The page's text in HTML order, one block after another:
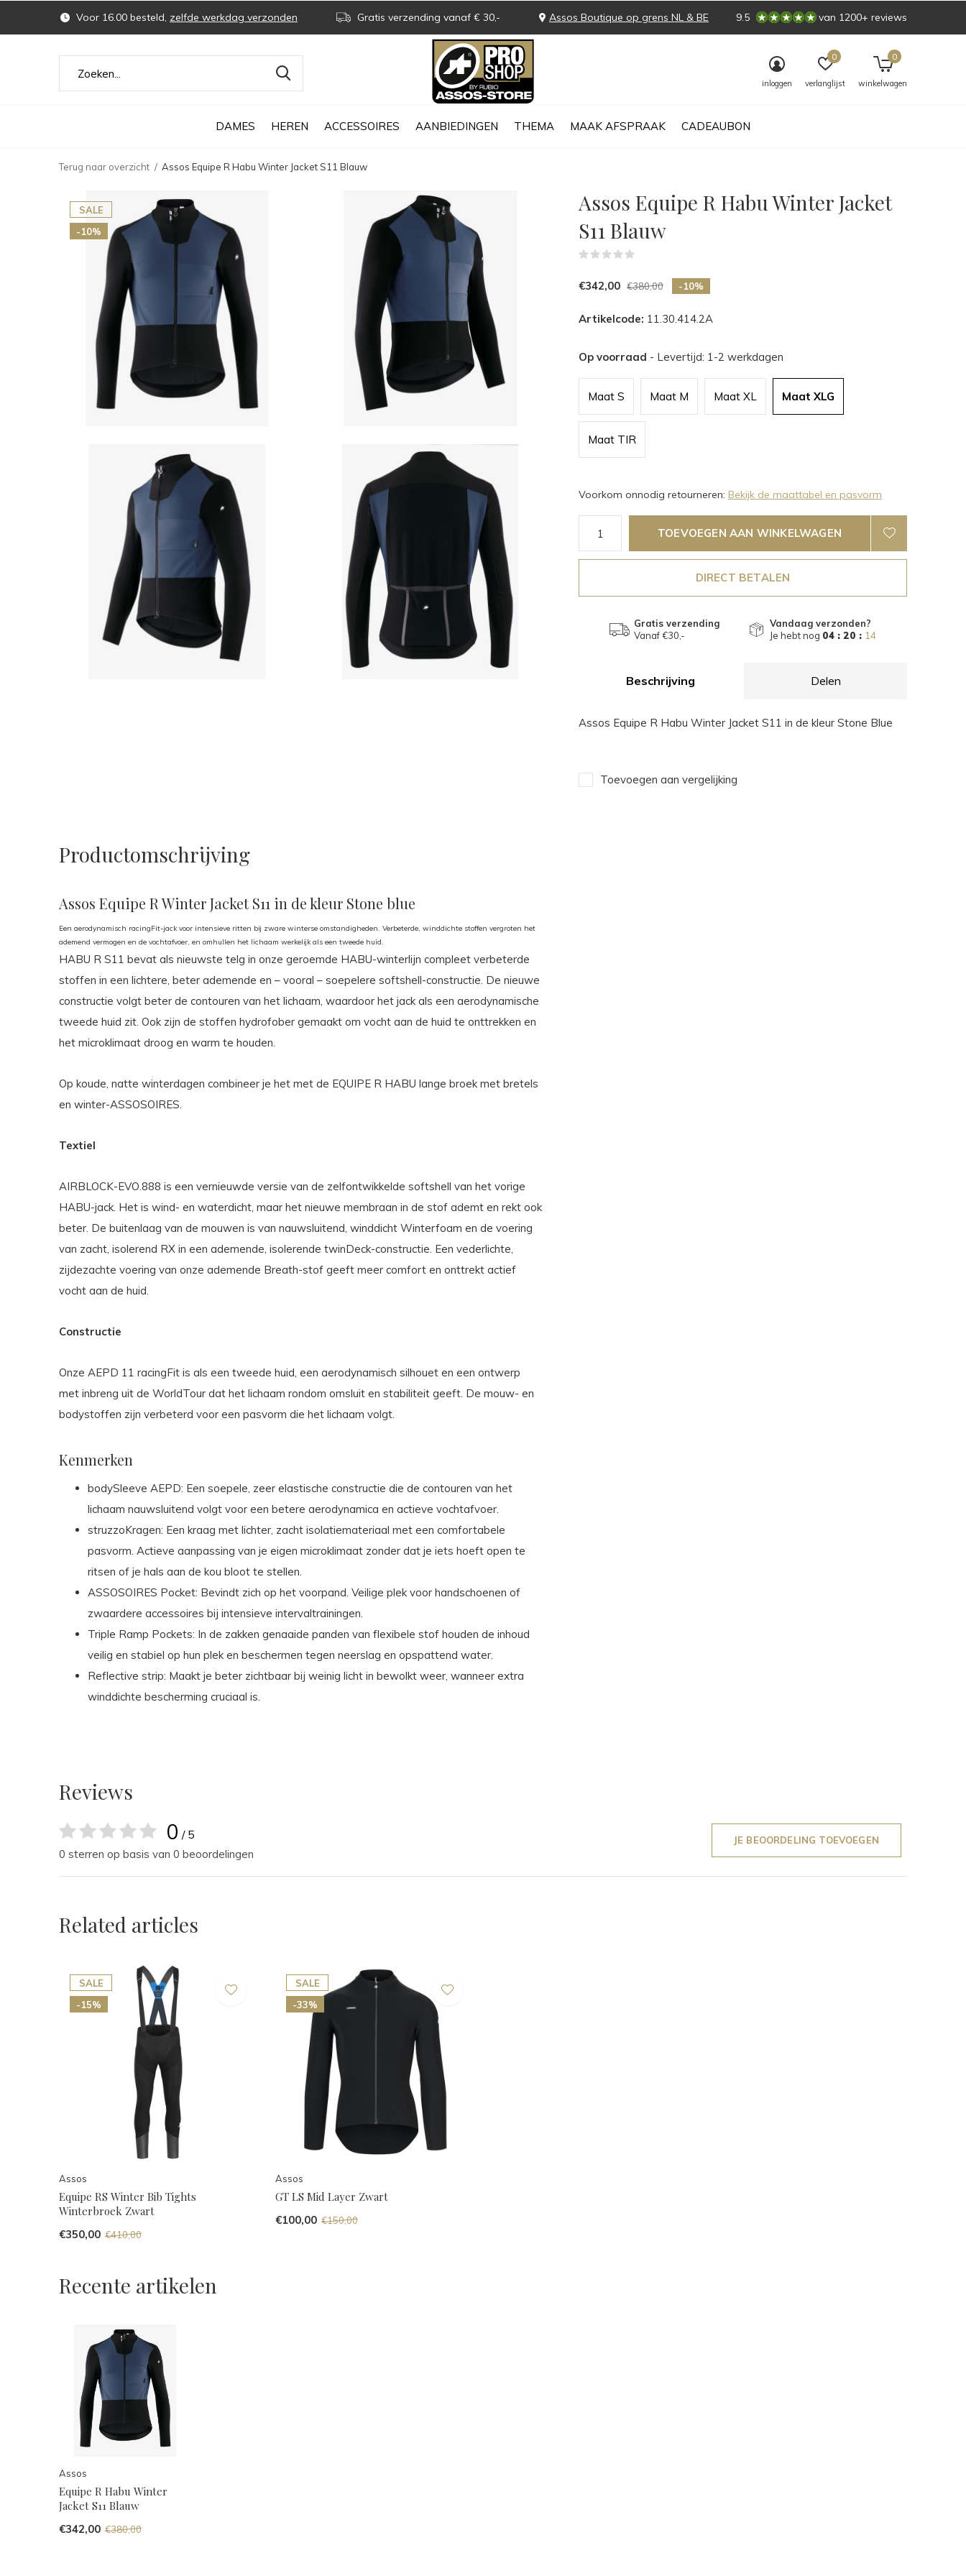
DAMES HEREN ACCESSOIRES AANBIEDINGEN THEMA MAAK AFSPRAAK CADEAUBON
inloggen verlanglijst
0
winkelwagen
0
Voor 16.00 besteld, zelfde werkdag verzonden Gratis verzending vanaf € 30,- Assos Boutique op grens NL & BE 9.5 van 1200+ reviews
Terug naar overzicht Assos Equipe R Habu Winter Jacket S11 Blauw
SALE
-10%
Assos Equipe R Habu Winter Jacket
S11 Blauw
€342,00 €380,00 -10%
Artikelcode: 11.30.414.2A
Op voorraad - Levertijd: 1-2 werkdagen
Maat S Maat M Maat XL Maat XLG
Maat TIR
Voorkom onnodig retourneren: Bekijk de maattabel en pasvorm
TOEVOEGEN AAN WINKELWAGEN
DIRECT BETALEN
Gratis verzending
Vanaf €30,-
Vandaag verzonden?
Je hebt nog 04 : 20 : 13
Beschrijving Delen
Assos Equipe R Habu Winter Jacket S11 in de kleur Stone Blue
Toevoegen aan vergelijking
Productomschrijving
Assos Equipe R Winter Jacket S11 in de kleur Stone blue
Een aerodynamisch racingFit-jack voor intensieve ritten bij zware winterse omstandigheden. Verbeterde, winddichte stoffen vergroten het
ademend vermogen en de vochtafvoer, en omhullen het lichaam werkelijk als een tweede huid.
HABU R S11 bevat als nieuwste telg in onze geroemde HABU-winterlijn compleet verbeterde
stoffen in een lichtere, beter ademende en – vooral – soepelere softshell-constructie. De nieuwe
constructie volgt beter de contouren van het lichaam, waardoor het jack als een aerodynamische
tweede huid zit. Ook zijn de stoffen hydrofober gemaakt om vocht aan de huid te onttrekken en
het microklimaat droog en warm te houden.
Op koude, natte winterdagen combineer je het met de EQUIPE R HABU lange broek met bretels
en winter-ASSOSOIRES.
Textiel
AIRBLOCK-EVO.888 is een vernieuwde versie van de zelfontwikkelde softshell van het vorige
HABU-jack. Het is wind- en waterdicht, maar het nieuwe membraan in de stof ademt en rekt ook
beter. De buitenlaag van de mouwen is van nauwsluitend, winddicht Winterfoam en de voering
van zacht, isolerend RX in een ademende, isolerende twinDeck-constructie. Een vederlichte,
zijdezachte voering van onze ademende Breath-stof geeft meer comfort en onttrekt actief
vocht aan de huid.
Constructie
Onze AEPD 11 racingFit is als een tweede huid, een aerodynamisch silhouet en een ontwerp
met inbreng uit de WorldTour dat het lichaam rondom omsluit en stabiliteit geeft. De mouw- en
bodystoffen zijn verbeterd voor een pasvorm die het lichaam volgt.
Kenmerken
bodySleeve AEPD: Een soepele, zeer elastische constructie die de contouren van het
lichaam nauwsluitend volgt voor een betere aerodynamica en actieve vochtafvoer.
struzzoKragen: Een kraag met lichter, zacht isolatiemateriaal met een comfortabele
pasvorm. Actieve aanpassing van je eigen microklimaat zonder dat je iets hoeft open te
ritsen of je hals aan de kou bloot te stellen.
ASSOSOIRES Pocket: Bevindt zich op het voorpand. Veilige plek voor handschoenen of
zwaardere accessoires bij intensieve intervaltrainingen.
Triple Ramp Pockets: In de zakken genaaide panden van flexibele stof houden de inhoud
veilig en stabiel op hun plek en beschermen tegen neerslag en opspattend water.
Reflective strip: Maakt je beter zichtbaar bij weinig licht in bewolkt weer, wanneer extra
winddichte bescherming cruciaal is.
Reviews
0 / 5
0 sterren op basis van 0 beoordelingen
JE BEOORDELING TOEVOEGEN
Related articles
SALE
-15%
Assos
Equipe RS Winter Bib Tights
Winterbroek Zwart
€350,00 €410,00
SALE
-33%
Assos
GT LS Mid Layer Zwart
€100,00 €150,00
Recente artikelen
Assos
Equipe R Habu Winter
Jacket S11 Blauw
€342,00 €380,00